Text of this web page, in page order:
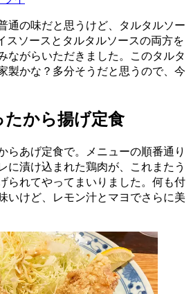
通の味だと思うけど、タルタルソー
スソースとタルタルソースの両方を
ながらいただきました。このタルタ
製かな？多分そうだと思うので、今
から揚げ定食
らあげ定食で。メニューの順番通り
に漬け込まれた鶏肉が、これまたう
られてやってまいりました。何も付
いけど、レモン汁とマヨでさらに美